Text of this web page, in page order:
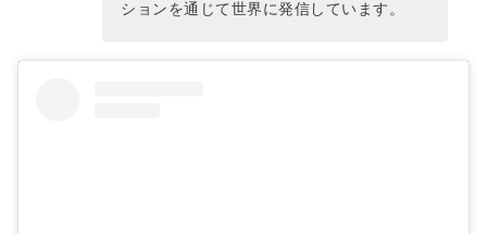
ションを通じて世界に発信しています。